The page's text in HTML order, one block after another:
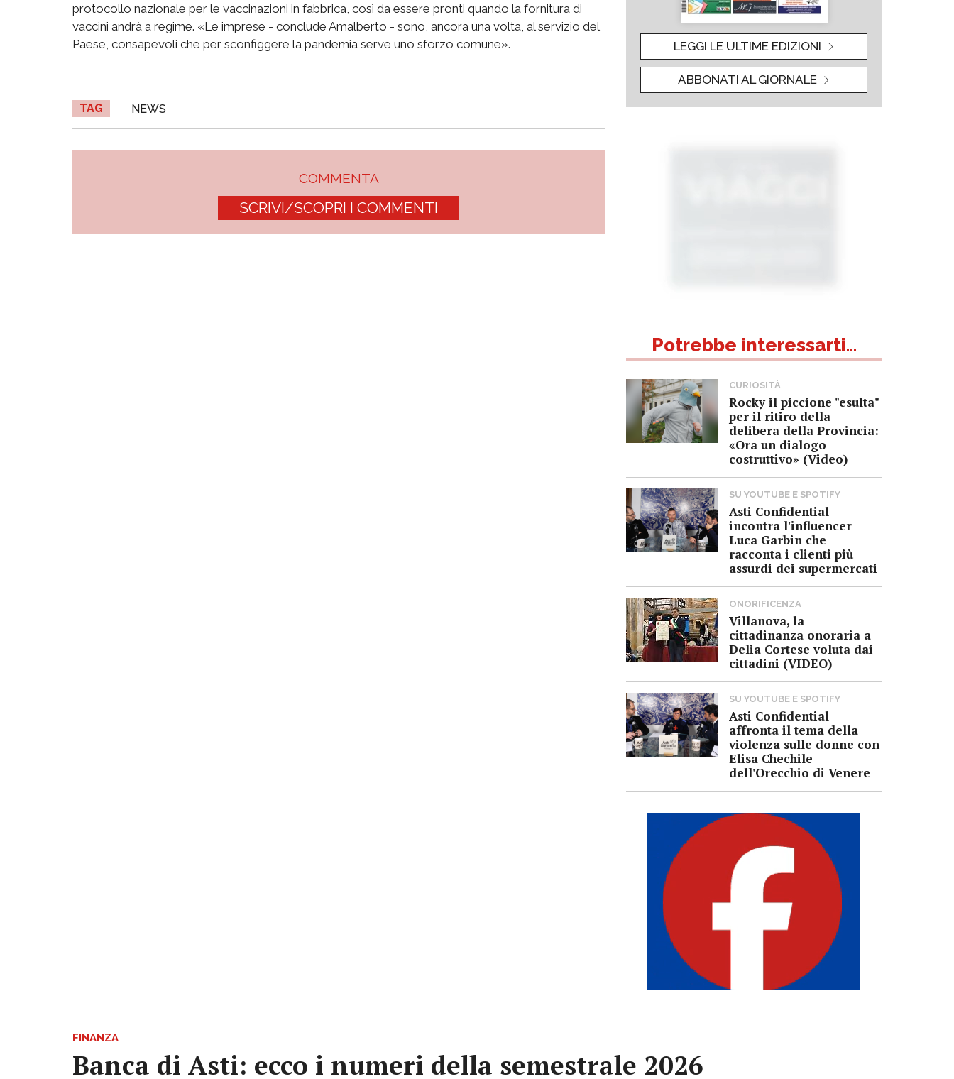
protocollo nazionale per le vaccinazioni in fabbrica, così da essere pronti quando la fornitura di
vaccini andrà a regime. «Le imprese - conclude Amalberto - sono, ancora una volta, al servizio del
Paese, consapevoli che per sconfiggere la pandemia serve uno sforzo comune».
TAG NEWS
COMMENTA
SCRIVI/SCOPRI I COMMENTI
LEGGI LE ULTIME EDIZIONI
ABBONATI AL GIORNALE
Potrebbe interessarti...
CURIOSITÀ
Rocky il piccione "esulta"
per il ritiro della
delibera della Provincia:
«Ora un dialogo
costruttivo» (Video)
SU YOUTUBE E SPOTIFY
Asti Confidential
incontra l'influencer
Luca Garbin che
racconta i clienti più
assurdi dei supermercati
ONORIFICENZA
Villanova, la
cittadinanza onoraria a
Delia Cortese voluta dai
cittadini (VIDEO)
SU YOUTUBE E SPOTIFY
Asti Confidential
affronta il tema della
violenza sulle donne con
Elisa Chechile
dell'Orecchio di Venere
FINANZA
Banca di Asti: ecco i numeri della semestrale 2026